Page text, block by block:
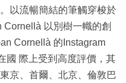
以流暢簡結的筆觸穿梭於
以別樹一幟的創
Cornellà 的Instagram
國 際上受到高度評價，其
京、首爾、北京、倫敦巴